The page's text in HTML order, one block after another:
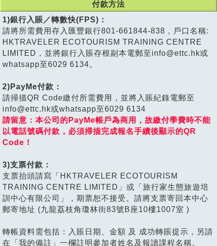
付款方法
1)銀行入賬／轉數快(FPS)：
請將所需費用存入匯豐銀行801-661844-838，戶口名稱:
HKTRAVELER ECOTOURISM TRAINING CENTRE
LIMITED，並將銀行入賬存根副本電郵至info@ettc.hk或
whatsapp至6029 6134。
2)PayMe付款：
請掃描QR Code繳付所需費用，並將入賬紀錄電郵至
info@ettc.hk或whatsapp至6029 6134
請留意：本公司的PayMe帳戶為商用，故繳付學費時不能
以電話號碼付款，必須掃描完成報名手續後顯示的QR
Code！
3)支票付款：
支票抬頭請寫「HKTRAVELER ECOTOURISM
TRAINING CENTRE LIMITED」或「旅行家生態旅遊培
訓中心有限公司」，期票恕不接受。請將支票寄回本中心
郵寄地址 (九龍荔枝角瓊林街83號B座10樓1007室 )
轉帳資料需包括：入賬日期、金額 及 成功轉賬提示，另請
在「我的備註」一欄註明參加者姓名及報讀課程名稱。